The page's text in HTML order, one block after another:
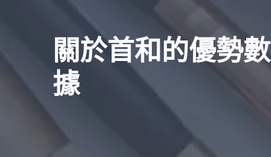
關於首和的優勢數
據